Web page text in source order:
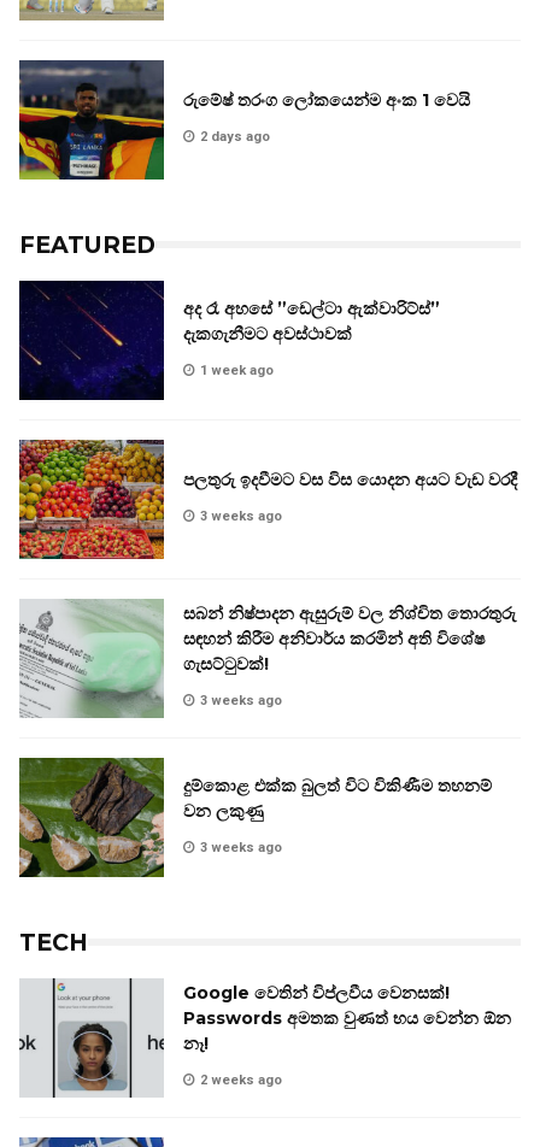
රුමේෂ් තරංග ලෝකයෙන්ම අංක 1 වෙයි
2 days ago
FEATURED
අද රෑ අහසේ ”ඩෙල්ටා ඇක්වාරිට්ස්”
දැකගැනීමට අවස්ථාවක්
1 week ago
පලතුරු ඉදවීමට වස විස යොදන අයට වැඩ වරදී
3 weeks ago
සබන් නිෂ්පාදන ඇසුරුම් වල නිශ්චිත තොරතුරු
සඳහන් කිරීම අනිවාර්ය කරමින් අති විශේෂ
ගැසට්ටුවක්!
3 weeks ago
දුම්කොළ එක්ක බුලත් විට විකිණීම තහනම්
වන ලකුණු
3 weeks ago
TECH
Google වෙතින් විප්ලවීය වෙනසක්!
Passwords අමතක වුණත් භය වෙන්න ඕන
නෑ!
2 weeks ago